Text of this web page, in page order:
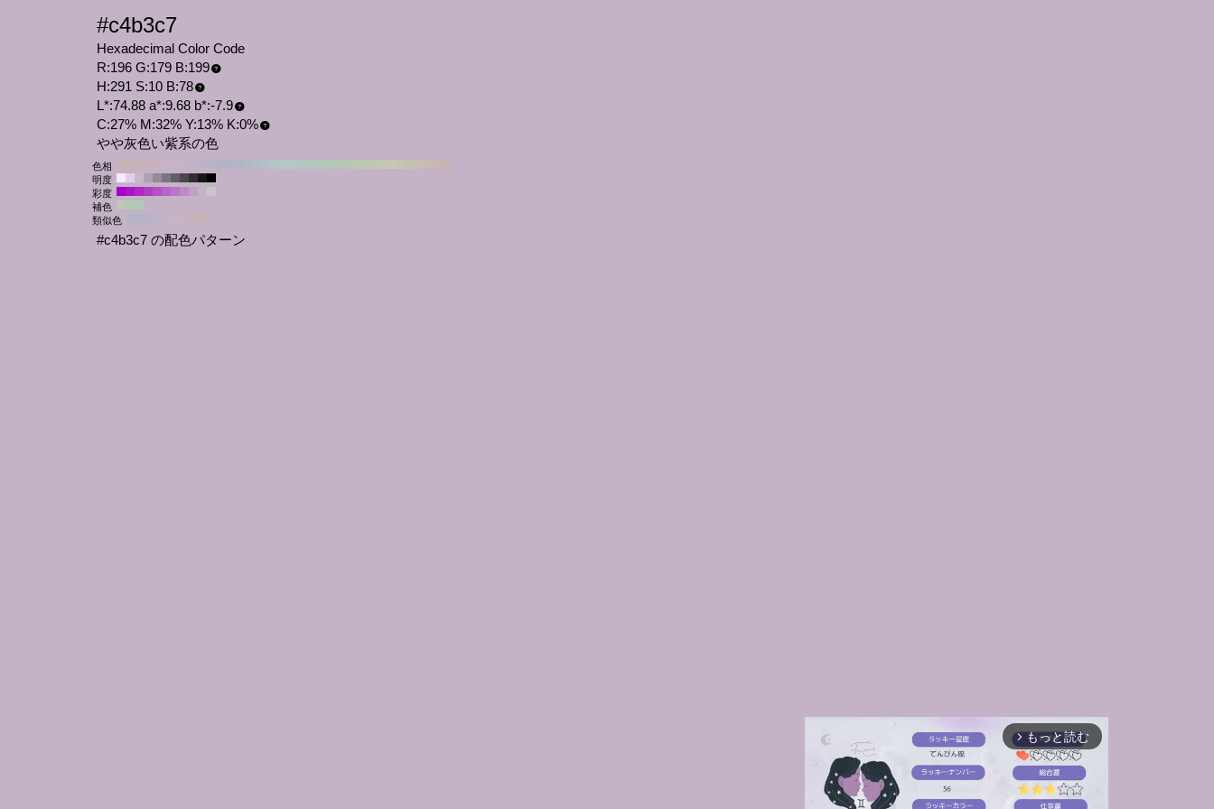
#c4b3c7
Hexadecimal Color Code
R:196 G:179 B:199
H:291 S:10 B:78
L*:74.88 a*:9.68 b*:-7.9
C:27% M:32% Y:13% K:0%
やや灰色い紫系の色
色相
明度
彩度
補色
類似色
#c4b3c7 の配色パターン
arrow_forward_ios もっと読む